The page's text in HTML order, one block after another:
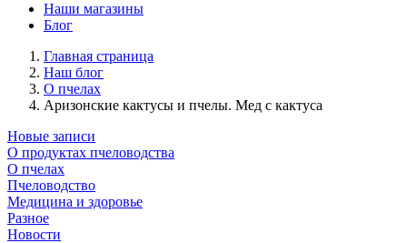
Наши магазины
Блог
Главная страница
Наш блог
О пчелах
Аризонские кактусы и пчелы. Мед с кактуса
Новые записи
О продуктах пчеловодства
О пчелах
Пчеловодство
Медицина и здоровье
Разное
Новости